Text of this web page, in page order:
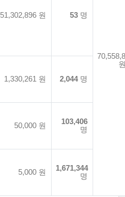
51,302,896 원 53 명
1,330,261 원 2,044명
50,000 원
103,406
명
5,000 원
1,671,344
명